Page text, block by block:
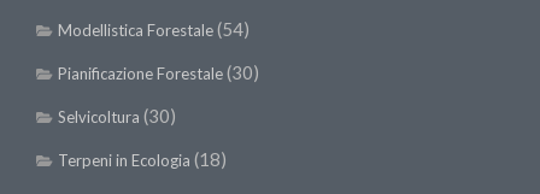
Modellistica Forestale(54)
Pianificazione Forestale(30)
Selvicoltura (30)
Terpeni in Ecologia (18)